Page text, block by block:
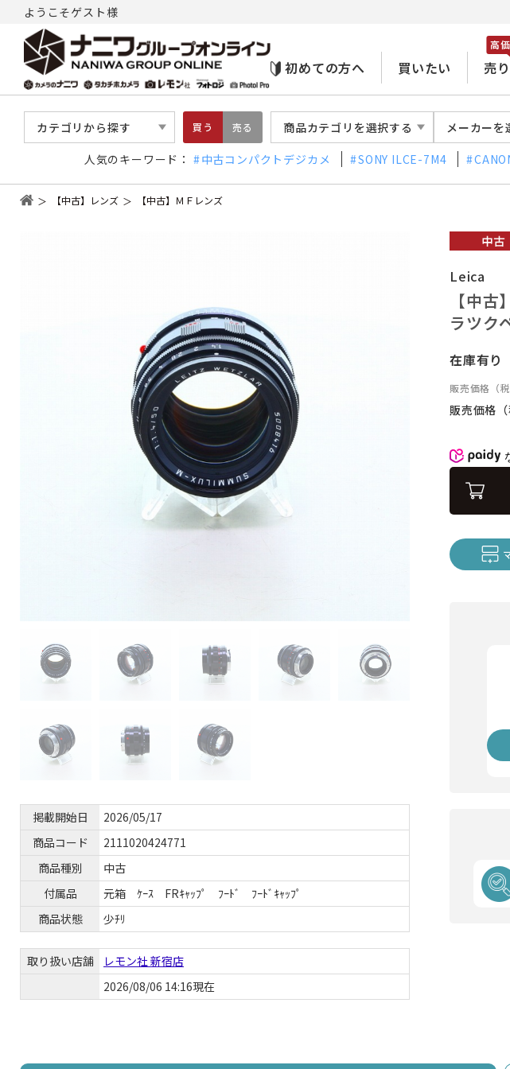
ようこそゲスト様
初めての方へ 買いたい 売
高
カテゴリから探す 買う 売る 商品カテゴリを選択する メーカーを
人気のキーワード： 中古コンパクトデジカメ SONY ILCE-7M4
【中古】レンズ 【中古】ＭＦレンズ
掲載開始日
2026/05/17
商品コード
2111020424771
商品種別
中古
付属品
元箱 ｹｰｽ FRｷｬｯﾌﾟ ﾌｰﾄﾞ ﾌｰﾄﾞｷｬｯﾌﾟ
商品状態
少ﾁﾘ
取り扱い店舗
レモン社 新宿店
2026/08/06 14:16現在
Leica
【中
ラツク
在庫有り
販売価格（税
販売価格（